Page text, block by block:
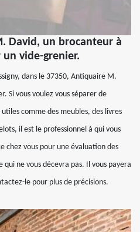
David, un brocanteur à
un vide-grenier.
dans le 37350, Antiquaire M.
Si vous voulez vous séparer de
comme des meubles, des livres
il est le professionnel à qui vous
chez vous pour une évaluation des
ne vous décevra pas. Il vous payera
le pour plus de précisions.